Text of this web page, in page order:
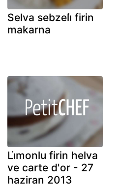
Selva sebzeli̇ firin
makarna
Li̇monlu firin helva
ve carte d'or - 27
haziran 2013